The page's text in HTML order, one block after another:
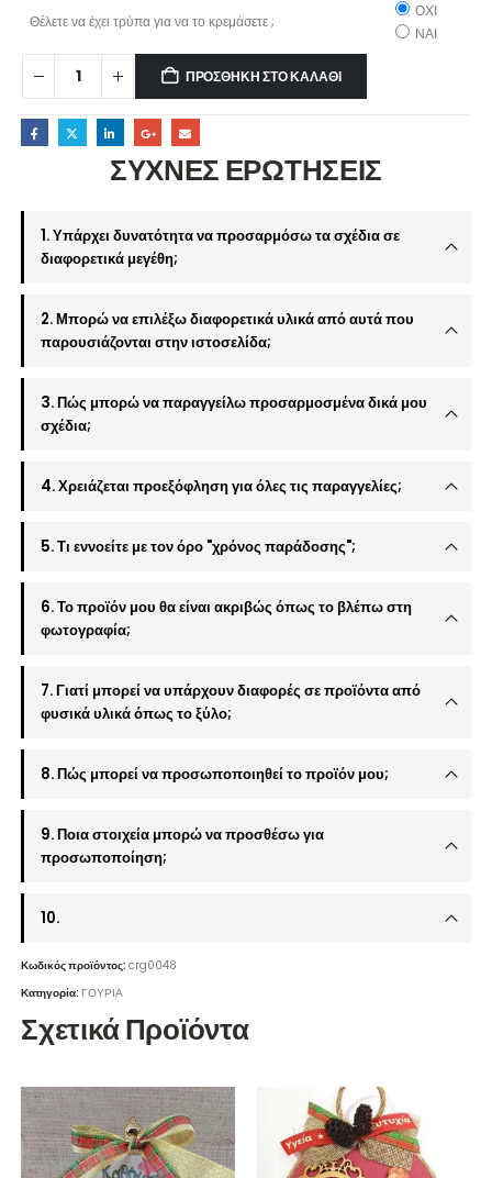
Θέλετε να έχει τρύπα για να το κρεμάσετε ;
ΟΧΙ
ΝΑΙ
ΠΡΟΣΘΉΚΗ ΣΤΟ ΚΑΛΆΘΙ
ΣΥΧΝΕΣ ΕΡΩΤΗΣΕΙΣ
1. Υπάρχει δυνατότητα να προσαρμόσω τα σχέδια σε
διαφορετικά μεγέθη;
2. Μπορώ να επιλέξω διαφορετικά υλικά από αυτά που
παρουσιάζονται στην ιστοσελίδα;
3. Πώς μπορώ να παραγγείλω προσαρμοσμένα δικά μου
σχέδια;
4. Χρειάζεται προεξόφληση για όλες τις παραγγελίες;
5. Τι εννοείτε με τον όρο "χρόνος παράδοσης";
6. Το προϊόν μου θα είναι ακριβώς όπως το βλέπω στη
φωτογραφία;
7. Γιατί μπορεί να υπάρχουν διαφορές σε προϊόντα από
φυσικά υλικά όπως το ξύλο;
8. Πώς μπορεί να προσωποποιηθεί το προϊόν μου;
9. Ποια στοιχεία μπορώ να προσθέσω για
προσωποποίηση;
10.
Κωδικός προϊόντος:crg0048
Κατηγορία:ΓΟΥΡΙΑ
Σχετικά Προϊόντα